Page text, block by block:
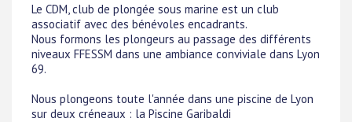
Le CDM, club de plongée sous marine est un club
associatif avec des bénévoles encadrants.
Nous formons les plongeurs au passage des différents
niveaux FFESSM dans une ambiance conviviale dans Lyon
69.
Nous plongeons toute l'année dans une piscine de Lyon
sur deux créneaux : la Piscine Garibaldi